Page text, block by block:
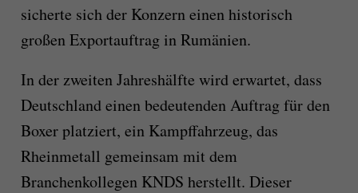
sicherte sich der Konzern einen historisch
großen Exportauftrag in Rumänien.
In der zweiten Jahreshälfte wird erwartet, dass
Deutschland einen bedeutenden Auftrag für den
Boxer platziert, ein Kampffahrzeug, das
Rheinmetall gemeinsam mit dem
Branchenkollegen KNDS herstellt. Dieser